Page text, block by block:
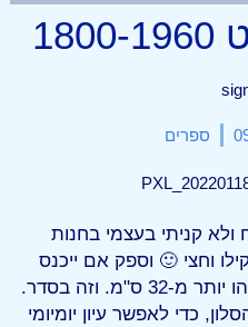
ספרים
קניתי בעצמי בחנות
וחצי 🙂 וספק אם ייכנס
למדף ספרים כלשהו, כיוון שגובהו יותר מ-32 ס"מ. וזה בסדר.
כדי לאפשר עיון יומיומי